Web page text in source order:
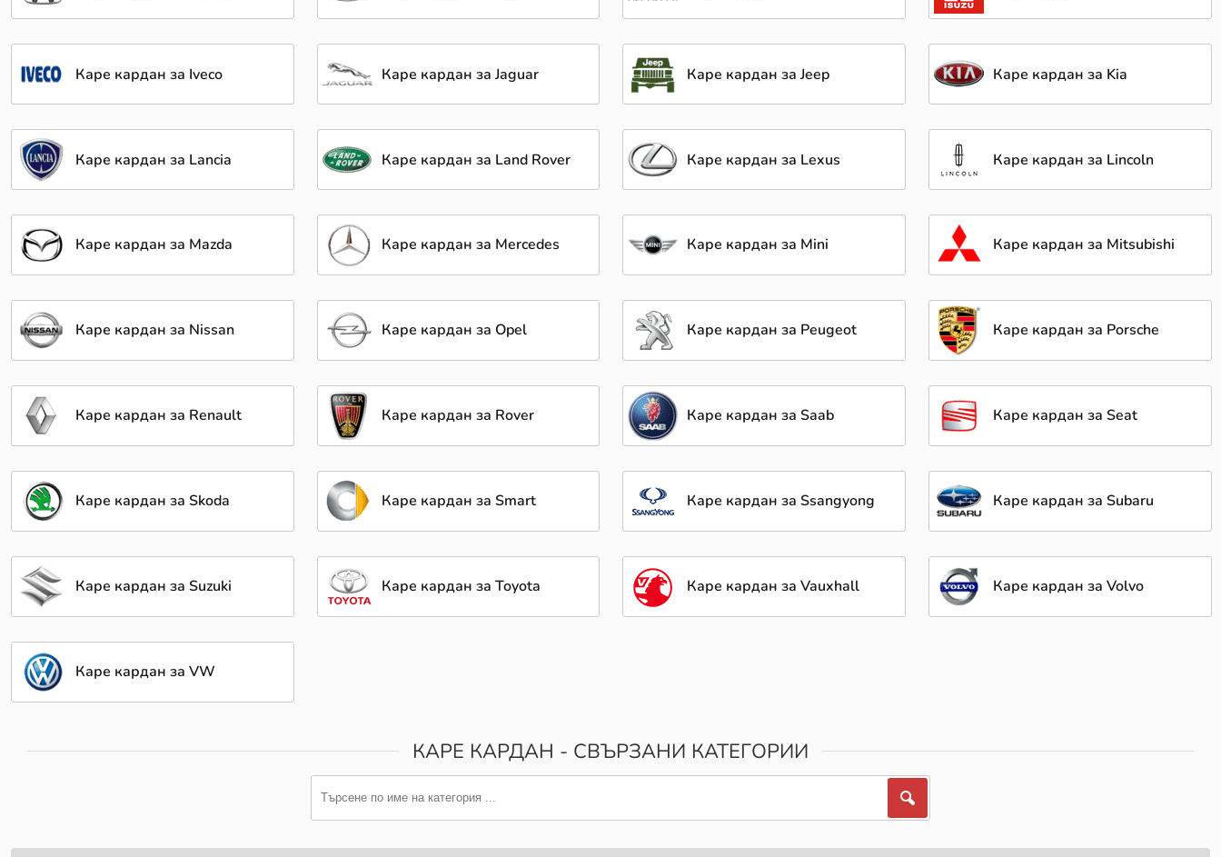
Каре кардан за Iveco Каре кардан за Jaguar Каре кардан за Jeep Каре кардан за Kia
Каре кардан за Lancia Каре кардан за Land Rover Каре кардан за Lexus Каре кардан за Lincoln
Каре кардан за Mazda Каре кардан за Mercedes Каре кардан за Mini Каре кардан за Mitsubishi
Каре кардан за Nissan Каре кардан за Opel Каре кардан за Peugeot Каре кардан за Porsche
Каре кардан за Renault Каре кардан за Rover Каре кардан за Saab Каре кардан за Seat
Каре кардан за Skoda Каре кардан за Smart Каре кардан за Ssangyong Каре кардан за Subaru
Каре кардан за Suzuki Каре кардан за Toyota Каре кардан за Vauxhall Каре кардан за Volvo
Каре кардан за VW
КАРЕ КАРДАН - СВЪРЗАНИ КАТЕГОРИИ